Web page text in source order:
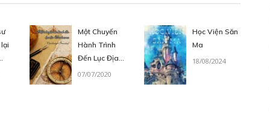
Một Chuyến
Hành Trình
Đến Lục Địa
Varlaurea
07/07/2020
Học Viện Săn
Ma
18/08/2024